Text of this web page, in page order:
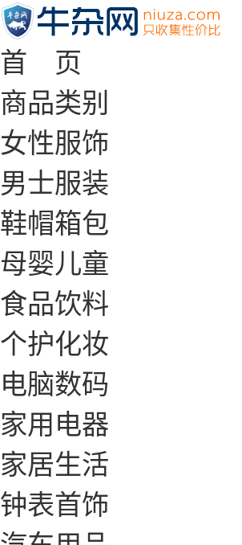
首 页
商品类别
女性服饰
男士服装
鞋帽箱包
母婴儿童
食品饮料
个护化妆
电脑数码
家用电器
家居生活
钟表首饰